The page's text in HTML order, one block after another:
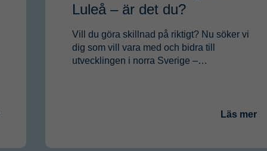
Luleå – är det du?
Vill du göra skillnad på riktigt? Nu söker vi
dig som vill vara med och bidra till
utvecklingen i norra Sverige –…
Läs mer